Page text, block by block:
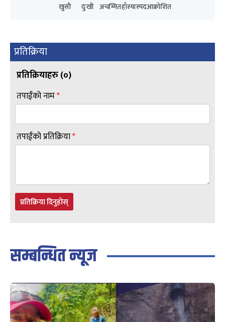
खुसी दुःखी अचम्मितहाँस्यास्पदआक्रोशित
प्रतिक्रिया
प्रतिक्रियाहरु (०)
तपाईंको नाम*
तपाईंको प्रतिक्रिया*
प्रतिक्रिया दिनुहोस्
सम्बन्धित न्यूज